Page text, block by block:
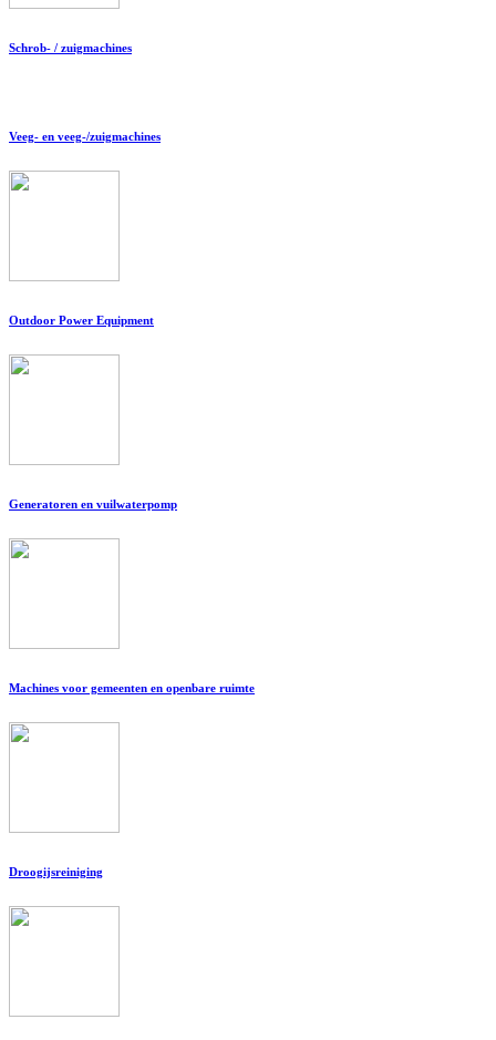
Schrob- / zuigmachines
Veeg- en veeg-/zuigmachines
Outdoor Power Equipment
Generatoren en vuilwaterpomp
Machines voor gemeenten en openbare ruimte
Droogijsreiniging